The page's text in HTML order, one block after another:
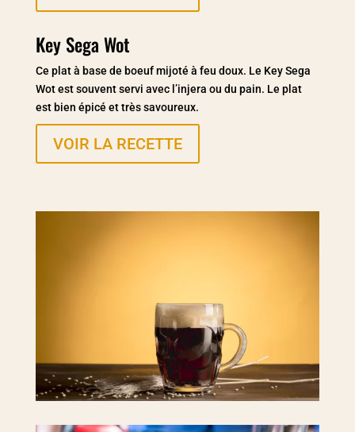
Key Sega Wot
Ce plat à base de boeuf mijoté à feu doux. Le Key Sega
Wot est souvent servi avec l’injera ou du pain. Le plat
est bien épicé et très savoureux.
VOIR LA RECETTE